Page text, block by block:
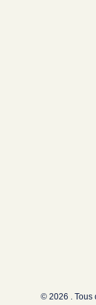
© 2026 . Tous